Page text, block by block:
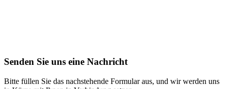
Senden Sie uns eine Nachricht
Bitte füllen Sie das nachstehende Formular aus, und wir werden uns